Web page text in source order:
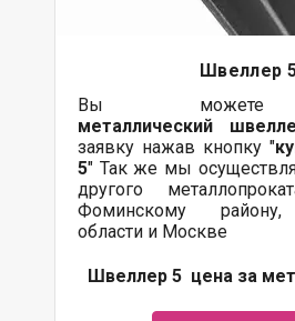
Швеллер
Вы
металлический
заявку нажав кнопку "
5" Так же мы
другого
Фоминскому
области и Москве
Швеллер 5 цена за